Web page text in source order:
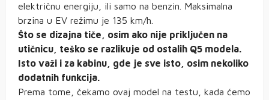
električnu energiju, ili samo na benzin. Maksimalna
brzina u EV režimu je 135 km/h.
Što se dizajna tiče, osim ako nije priključen na
utičnicu, teško se razlikuje od ostalih Q5 modela.
Isto važi i za kabinu, gde je sve isto, osim nekoliko
dodatnih funkcija.
Prema tome, čekamo ovaj model na testu, kada ćemo